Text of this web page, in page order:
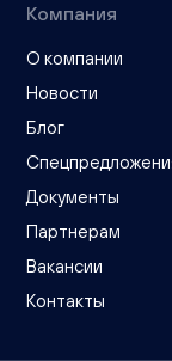
Компания
О компании
Новости
Блог
Документы
Партнерам
Вакансии
Контакты